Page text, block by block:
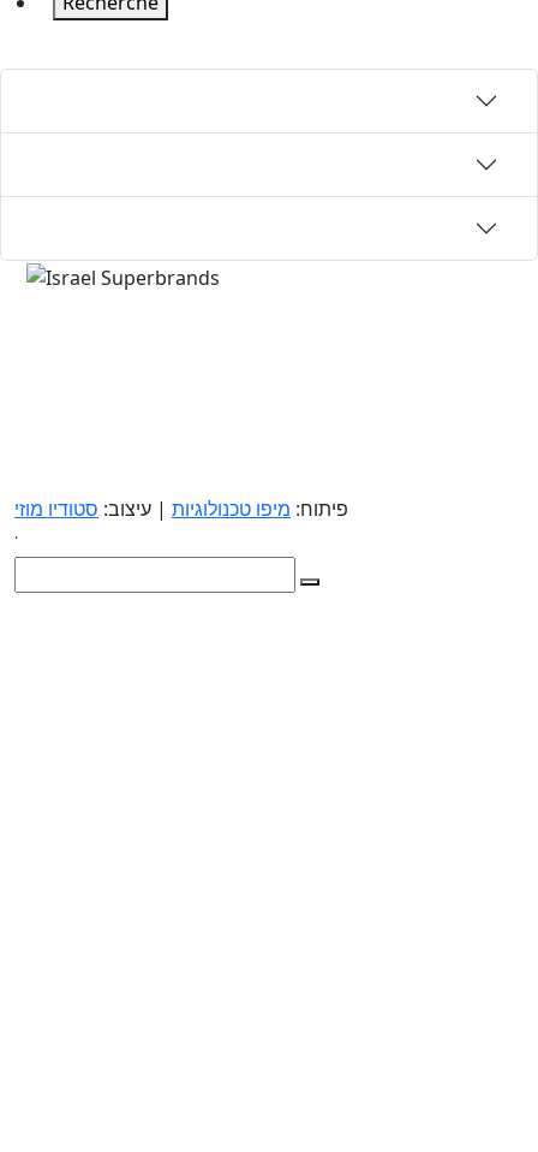
פיתוח: מיפו טכנולוגיות | עיצוב: סטודיו מוזי
.